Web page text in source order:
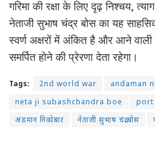
गरिमा की रक्षा के लिए दृढ़ निश्चय,
नेताजी सुभाष चंद्र बोस का यह
स्वर्ण अक्षरों में अंकित है और आने वाली
समर्पित होने की प्रेरणा देता रहेगा।
Tags: 2nd world war
andaman
neta ji subashchandra boe
अंडमान निकोबार
नेताजी सुभाष चंद्र बोस